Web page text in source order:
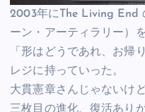
2003年にThe Living End
ーン・アーティラリー）
「形はどうであれ、お帰
レジに持っていった。
大貫憲章さんじゃないけ
三枚目の進化、復活あり